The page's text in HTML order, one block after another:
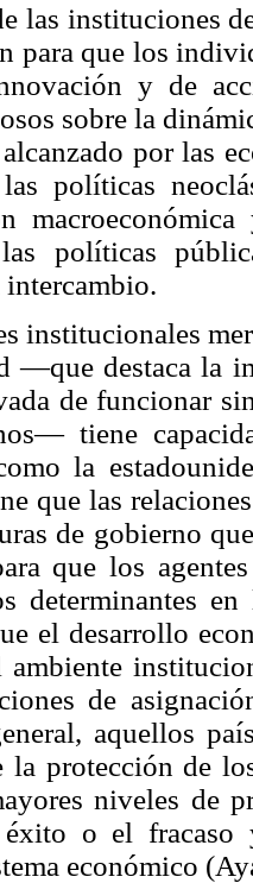
las instituciones
para que los
y de
sobre la
por las
políticas
políticas
institucionales
—que destaca la
de funcionar
tiene
la
que las
de gobierno
que los
determinantes
el desarrollo
ambiente
de
aquellos
la protección de
niveles de
o el fracaso
económico